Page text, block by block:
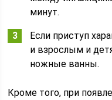
минут.
Если приступ
и взрослым и
ножные ванны.
Кроме того, при